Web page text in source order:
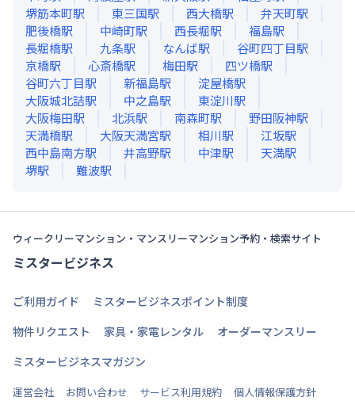
堺筋本町駅 東三国駅 西大橋駅 弁天町駅
肥後橋駅 中崎町駅 西長堀駅 福島駅
長堀橋駅 九条駅 なんば駅 谷町四丁目駅
京橋駅 心斎橋駅 梅田駅 四ツ橋駅
谷町六丁目駅 新福島駅 淀屋橋駅
大阪城北詰駅 中之島駅 東淀川駅
大阪梅田駅 北浜駅 南森町駅 野田阪神駅
天満橋駅 大阪天満宮駅 相川駅 江坂駅
西中島南方駅 井高野駅 中津駅 天満駅
堺駅 難波駅
ウィークリーマンション・マンスリーマンション予約・検索サイト
ミスタービジネス
ご利用ガイド
ミスタービジネスポイント制度
物件リクエスト
家具・家電レンタル
オーダーマンスリー
ミスタービジネスマガジン
運営会社 お問い合わせ サービス利用規約 個人情報保護方針